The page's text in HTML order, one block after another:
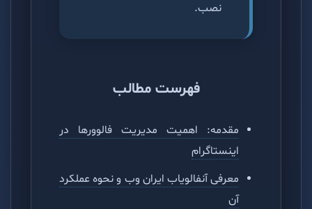
نصب.
فهرست مطالب
مقدمه: اهمیت مدیریت فالوورها در
اینستاگرام
معرفی آنفالویاب ایران وب و نحوه عملکرد
آن